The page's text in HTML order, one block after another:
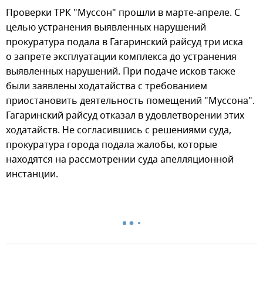
Проверки ТРК "Муссон" прошли в марте-апреле. С
целью устранения выявленных нарушений
прокуратура подала в Гагаринский райсуд три иска
о запрете эксплуатации комплекса до устранения
выявленных нарушений. При подаче исков также
были заявлены ходатайства с требованием
приостановить деятельность помещений "Муссона".
Гагаринский райсуд отказал в удовлетворении этих
ходатайств. Не согласившись с решениями суда,
прокуратура города подала жалобы, которые
находятся на рассмотрении суда апелляционной
инстанции.